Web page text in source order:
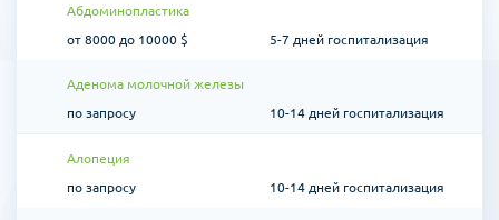
Абдоминопластика
от 8000 до 10000 $
5-7 дней госпитализация
Аденома молочной железы
по запросу
10-14 дней госпитализация
Алопеция
по запросу
10-14 дней госпитализация